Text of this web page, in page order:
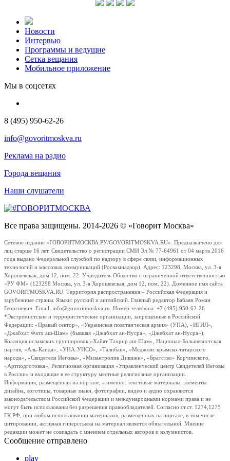
Новости
Интервью
Программы и ведущие
Сетка вещания
Мобильное приложение
Мы в соцсетях
8 (495) 950-62-26
info@govoritmoskva.ru
Реклама на радио
Города вещания
Наши слушатели
Все права защищены. 2014-2026 © «Говорит Москва»
Сетевое издание «ГОВОРИТМОСКВА.РУ/GOVORITMOSKVA.RU». Предназначено для
лиц старше 16 лет. Свидетельство о регистрации СМИ Эл № 77-64961 от 04 марта 2016
года выдано Федеральной службой по надзору в сфере связи, информационных
технологий и массовых коммуникаций (Роскомнадзор). Адрес: 123298, Москва, ул. 3-я
Хорошевская, дом 12, пом. 22. Учредитель Общество с ограниченной ответственностью
«РУ ФМ» (123298 Москва, ул. 3-я Хорошевская, дом 12, пом. 22). Доменное имя сайта
GOVORITMOSKVA.RU. Территория распространения – Российская Федерация и
зарубежные страны. Языки: русский и английский. Главный редактор Бабаян Роман
Георгиевич. Email: info@govoritmoskva.ru. Номер телефона: +7 (495) 950-62-26
*Экстремистские и террористические организации, запрещенные в Российской
Федерации: «Правый сектор», «Украинская повстанческая армия» (УПА), «ИГИЛ»,
«Джабхат Фатх аш-Шам» (бывшая «Джабхат ан-Нусра», «Джебхат ан-Нусра»),
Коалиция исламских группировок «Хайят Тахрир аш-Шам», Национал-Большевистская
партия, «Аль-Каида», «УНА-УНСО», «Талибан», «Меджлис крымско-татарского
народа», «Свидетели Иеговы», «Мизантропик Дивижн», «Братство» Корчинского,
«Артподготовка», Религиозная организация «Управленческий центр Свидетелей Иеговы
в России» и входящие в ее структуру местные религиозные организации.
Информация, размещенная на портале, а именно: текстовые материалы, элементы
дизайна, логотипы, товарные знаки, фотографии, видео и аудио охраняются
законодательством Российской Федерации и международными нормами права и не
могут быть использованы без разрешения правообладателей. Согласно ст.ст. 1274,1275
ГК РФ, при любом использовании материалов, размещенных на портале, в том числе
цитировании, активная гиперссылка на материал является обязательной. Мнение
редакции может не совпадать с мнением отдельных авторов и колумнистов.
Сообщение отправлено
play